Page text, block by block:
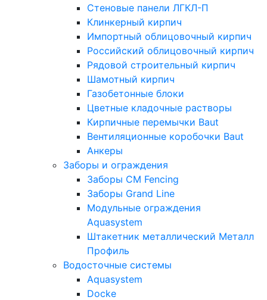
Стеновые панели ЛГКЛ-П
Клинкерный кирпич
Импортный облицовочный кирпич
Российский облицовочный кирпич
Рядовой строительный кирпич
Шамотный кирпич
Газобетонные блоки
Цветные кладочные растворы
Кирпичные перемычки Baut
Вентиляционные коробочки Baut
Анкеры
Заборы и ограждения
Заборы CM Fencing
Заборы Grand Line
Модульные ограждения
Aquasystem
Штакетник металлический Металл
Профиль
Водосточные системы
Aquasystem
Docke